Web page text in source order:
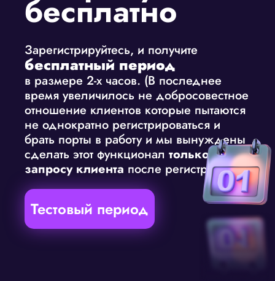
бесплатно
Зарегистрируйтесь, и получите
бесплатный период
в размере 2-х часов. (В последнее
время увеличилось не добросовестное
отношение клиентов которые пытаются
не однократно регистрироваться и
брать порты в работу и мы вынуждены
сделать этот функционал только по
запросу клиента после регистрации.)
Тестовый период